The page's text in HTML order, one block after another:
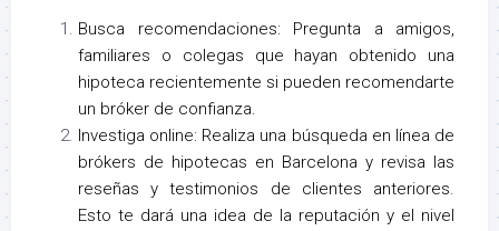
Busca recomendaciones: Pregunta a amigos,
familiares o colegas que hayan obtenido una
hipoteca recientemente si pueden recomendarte
un bróker de confianza.
Investiga online: Realiza una búsqueda en línea de
brókers de hipotecas en Barcelona y revisa las
reseñas y testimonios de clientes anteriores.
Esto te dará una idea de la reputación y el nivel